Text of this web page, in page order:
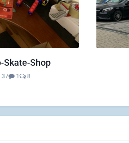
Skate-Shop
37 1 8